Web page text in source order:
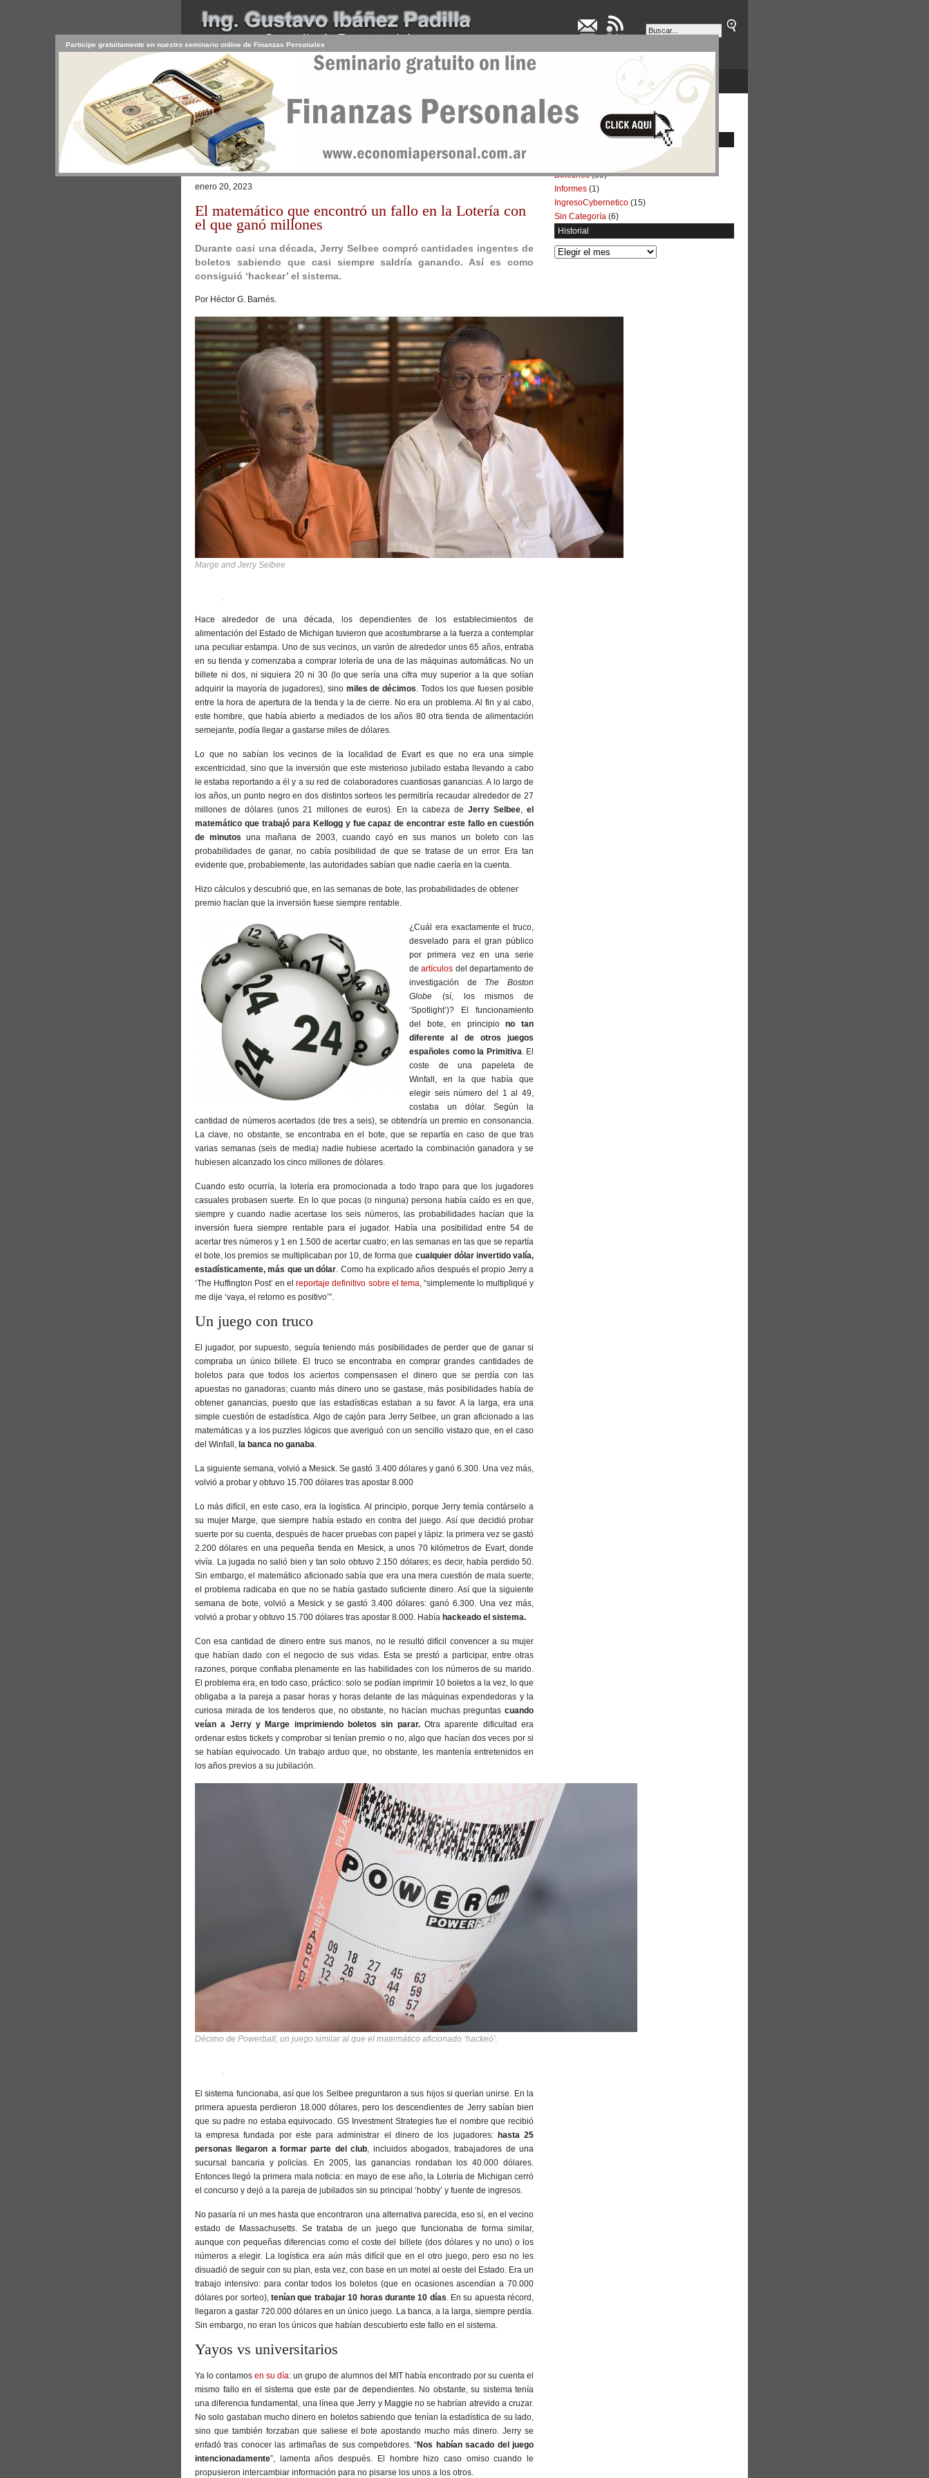
INICIO SERVICIOS BOLETINES NEGOCIOS
CONTACTO USUARIO
Browse >Home/
Las matemáticas lo hicieron millonario
enero 20, 2023
El matemático que encontró un fallo en la Lotería con
el que ganó millones
Durante casi una década, Jerry Selbee compró cantidades ingentes de
boletos sabiendo que casi siempre saldría ganando. Así es como
consiguió ‘hackear’ el sistema.
Por Héctor G. Barnés.
Marge and Jerry Selbee
.
Hace alrededor de una década, los dependientes de los establecimientos de
alimentación del Estado de Michigan tuvieron que acostumbrarse a la fuerza a contemplar
una peculiar estampa. Uno de sus vecinos, un varón de alrededor unos 65 años, entraba
en su tienda y comenzaba a comprar lotería de una de las máquinas automáticas. No un
billete ni dos, ni siquiera 20 ni 30 (lo que sería una cifra muy superior a la que solían
adquirir la mayoría de jugadores), sino miles de décimos. Todos los que fuesen posible
entre la hora de apertura de la tienda y la de cierre. No era un problema. Al fin y al cabo,
este hombre, que había abierto a mediados de los años 80 otra tienda de alimentación
semejante, podía llegar a gastarse miles de dólares.
Lo que no sabían los vecinos de la localidad de Evart es que no era una simple
excentricidad, sino que la inversión que este misterioso jubilado estaba llevando a cabo
le estaba reportando a él y a su red de colaboradores cuantiosas ganancias. A lo largo de
los años, un punto negro en dos distintos sorteos les permitiría recaudar alrededor de 27
millones de dólares (unos 21 millones de euros). En la cabeza de Jerry Selbee, el
matemático que trabajó para Kellogg y fue capaz de encontrar este fallo en cuestión
de minutos una mañana de 2003, cuando cayó en sus manos un boleto con las
probabilidades de ganar, no cabía posibilidad de que se tratase de un error. Era tan
evidente que, probablemente, las autoridades sabían que nadie caería en la cuenta.
Hizo cálculos y descubrió que, en las semanas de bote, las probabilidades de obtener
premio hacían que la inversión fuese siempre rentable.
¿Cuál era exactamente el truco,
desvelado para el gran público
por primera vez en una serie
deartículos del departamento de
investigación de The Boston
Globe (sí, los mismos de
‘Spotlight’)? El funcionamiento
del bote, en principiono tan
diferente al de otros juegos
españoles como la Primitiva. El
coste de una papeleta de
Winfall, en la que había que
elegir seis número del 1 al 49,
costaba un dólar. Según la
cantidad de números acertados (de tres a seis), se obtendría un premio en consonancia.
La clave, no obstante, se encontraba en el bote, que se repartía en caso de que tras
varias semanas (seis de media) nadie hubiese acertado la combinación ganadora y se
hubiesen alcanzado los cinco millones de dólares.
Cuando esto ocurría, la lotería era promocionada a todo trapo para que los jugadores
casuales probasen suerte. En lo que pocas (o ninguna) persona había caído es en que,
siempre y cuando nadie acertase los seis números, las probabilidades hacían que la
inversión fuera siempre rentable para el jugador. Había una posibilidad entre 54 de
acertar tres números y 1 en 1.500 de acertar cuatro; en las semanas en las que se repartía
el bote, los premios se multiplicaban por 10, de forma que cualquier dólar invertido valía,
estadísticamente, más que un dólar. Como ha explicado años después el propio Jerry a
‘The Huffington Post’ en elreportaje definitivo sobre el tema, “simplemente lo multipliqué y
me dije ‘vaya, el retorno es positivo’”.
Un juego con truco
El jugador, por supuesto, seguía teniendo más posibilidades de perder que de ganar si
compraba un único billete. El truco se encontraba en comprar grandes cantidades de
boletos para que todos los aciertos compensasen el dinero que se perdía con las
apuestas no ganadoras; cuanto más dinero uno se gastase, más posibilidades había de
obtener ganancias, puesto que las estadísticas estaban a su favor. A la larga, era una
simple cuestión de estadística. Algo de cajón para Jerry Selbee, un gran aficionado a las
matemáticas y a los puzzles lógicos que averiguó con un sencillo vistazo que, en el caso
del Winfall, la banca no ganaba.
La siguiente semana, volvió a Mesick. Se gastó 3.400 dólares y ganó 6.300. Una vez más,
volvió a probar y obtuvo 15.700 dólares tras apostar 8.000
Lo más difícil, en este caso, era la logística. Al principio, porque Jerry temía contárselo a
su mujer Marge, que siempre había estado en contra del juego. Así que decidió probar
suerte por su cuenta, después de hacer pruebas con papel y lápiz: la primera vez se gastó
2.200 dólares en una pequeña tienda en Mesick, a unos 70 kilómetros de Evart, donde
vivía. La jugada no salió bien y tan solo obtuvo 2.150 dólares; es decir, había perdido 50.
Sin embargo, el matemático aficionado sabía que era una mera cuestión de mala suerte;
el problema radicaba en que no se había gastado suficiente dinero. Así que la siguiente
semana de bote, volvió a Mesick y se gastó 3.400 dólares: ganó 6.300. Una vez más,
volvió a probar y obtuvo 15.700 dólares tras apostar 8.000. Había hackeado el sistema.
Con esa cantidad de dinero entre sus manos, no le resultó difícil convencer a su mujer
que habían dado con el negocio de sus vidas. Esta se prestó a participar, entre otras
razones, porque confiaba plenamente en las habilidades con los números de su marido.
El problema era, en todo caso, práctico: solo se podían imprimir 10 boletos a la vez, lo que
obligaba a la pareja a pasar horas y horas delante de las máquinas expendedoras y la
curiosa mirada de los tenderos que, no obstante, no hacían muchas preguntas cuando
veían a Jerry y Marge imprimiendo boletos sin parar.Otra aparente dificultad era
ordenar estos tickets y comprobar si tenían premio o no, algo que hacían dos veces por si
se habían equivocado. Un trabajo arduo que, no obstante, les mantenía entretenidos en
los años previos a su jubilación.
Décimo de Powerball, un juego similar al que el matemático aficionado ‘hackeó’.
.
El sistema funcionaba, así que los Selbee preguntaron a sus hijos si querían unirse. En la
primera apuesta perdieron 18.000 dólares, pero los descendientes de Jerry sabían bien
que su padre no estaba equivocado. GS Investment Strategies fue el nombre que recibió
la empresa fundada por este para administrar el dinero de los jugadores: hasta 25
personas llegaron a formar parte del club, incluidos abogados, trabajadores de una
sucursal bancaria y policías. En 2005, las ganancias rondaban los 40.000 dólares.
Entonces llegó la primera mala noticia: en mayo de ese año, la Lotería de Michigan cerró
el concurso y dejó a la pareja de jubilados sin su principal ‘hobby’ y fuente de ingresos.
No pasaría ni un mes hasta que encontraron una alternativa parecida, eso sí, en el vecino
estado de Massachusetts. Se trataba de un juego que funcionaba de forma similar,
aunque con pequeñas diferencias como el coste del billete (dos dólares y no uno) o los
números a elegir. La logística era aún más difícil que en el otro juego, pero eso no les
disuadió de seguir con su plan, esta vez, con base en un motel al oeste del Estado. Era un
trabajo intensivo: para contar todos los boletos (que en ocasiones ascendían a 70.000
dólares por sorteo),tenían que trabajar 10 horas durante 10 días. En su apuesta récord,
llegaron a gastar 720.000 dólares en un único juego. La banca, a la larga, siempre perdía.
Sin embargo, no eran los únicos que habían descubierto este fallo en el sistema.
Yayos vs universitarios
Ya lo contamos en su día: un grupo de alumnos del MIT había encontrado por su cuenta el
mismo fallo en el sistema que este par de dependientes. No obstante, su sistema tenía
una diferencia fundamental, una línea que Jerry y Maggie no se habrían atrevido a cruzar.
No solo gastaban mucho dinero en boletos sabiendo que tenían la estadística de su lado,
sino que también forzaban que saliese el bote apostando mucho más dinero. Jerry se
enfadó tras conocer las artimañas de sus competidores. “Nos habían sacado del juego
intencionadamente”, lamenta años después. El hombre hizo caso omiso cuando le
propusieron intercambiar información para no pisarse los unos a los otros.
Participe gratuitamente en nuestro seminario online de Finanzas Personales
Boletines(39)
Informes (1)
IngresoCybernetico (15)
Sin Categoría (6)
Historial
Historial